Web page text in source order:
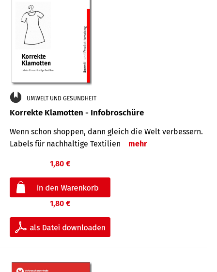
UMWELT UND GESUNDHEIT
Korrekte Klamotten - Infobroschüre
Wenn schon shoppen, dann gleich die Welt verbessern.
Labels für nachhaltige Textilien
mehr
1,80 €
1,80 €